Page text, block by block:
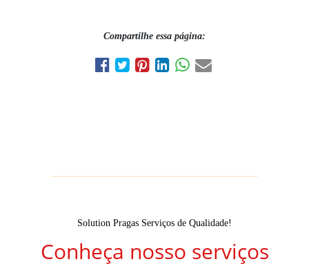
Compartilhe essa página:
Solution Pragas Serviços de Qualidade!
Conheça nosso serviços